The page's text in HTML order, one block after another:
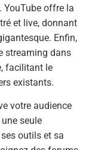
offre la
et live, donnant
Enfin,
streaming dans
facilitant le
existants.
votre audience
seule
outils et sa